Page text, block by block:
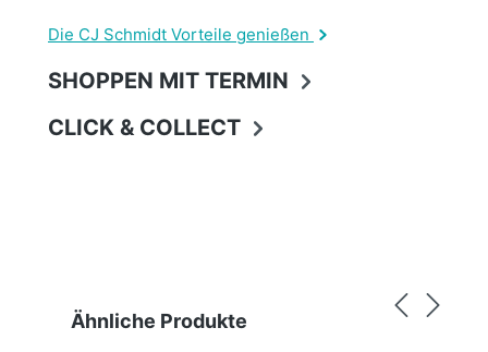
Die CJ Schmidt Vorteile genießen
SHOPPEN MIT TERMIN
CLICK & COLLECT
Produktgalerie überspringen
Ähnliche Produkte